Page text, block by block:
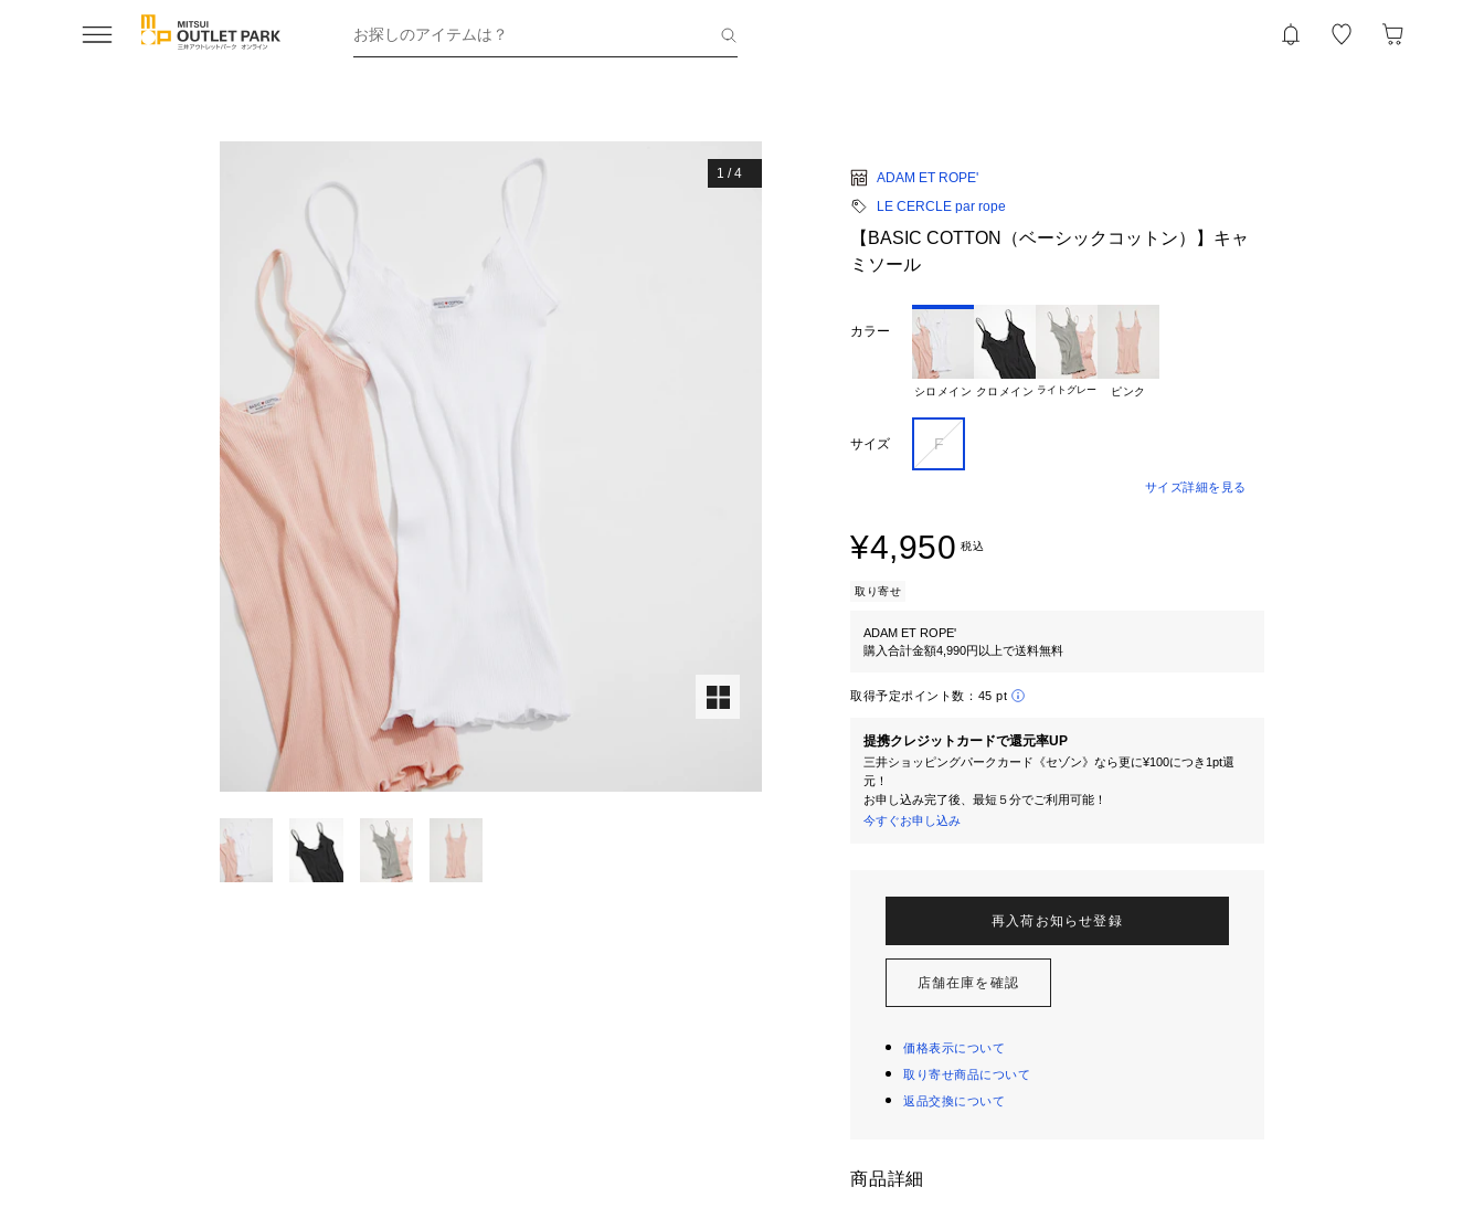
お探しのアイテムは？
1 /4
ADAM ET ROPE'
LE CERCLE par rope
【BASIC COTTON（ベーシックコットン）】キャ
ミソール
カラー
シロメイン クロメイン ライトグレー ピンク
サイズ F
サイズ詳細を見る
¥4,950 税込
取り寄せ
ADAM ET ROPE'
購入合計金額4,990円以上で送料無料
取得予定ポイント数： 45 pt
提携クレジットカードで還元率UP
三井ショッピングパークカード《セゾン》なら更に¥100につき1pt還
元！
お申し込み完了後、最短５分でご利用可能！
今すぐお申し込み
再入荷お知らせ登録
店舗在庫を確認
価格表示について
取り寄せ商品について
返品交換について
商品詳細